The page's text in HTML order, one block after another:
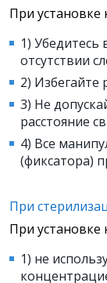
При установке
1) Убедитесь
отсутствии
2) Избегайте
3) Не
расстояние
4) Все
(фиксатора)
При
При установке
1) не